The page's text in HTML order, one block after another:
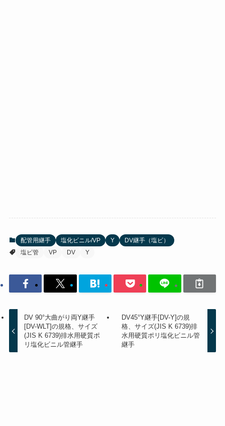
配管用継手 塩化ビニル/VP Y
DV継手（塩ビ）
塩ビ管
VP DV Y
DV 90°大曲がり両Y継手
[DV-WLT]の規格、サイズ
(JIS K 6739)排水用硬質ポ
リ塩化ビニル管継手
DV45°Y継手[DV-Y]の規
格、サイズ(JIS K 6739)排
水用硬質ポリ塩化ビニル管
継手